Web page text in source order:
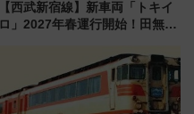
【西武新宿線】新車両「トキイ
ロ」2027年春運行開始！田無・